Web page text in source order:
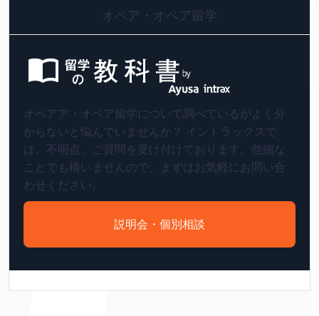
オペア・オペア留学
オペアア・オペア留学について調べているがよく分
からないと悩んでいませんか？ イントラックスで
は、不明点、ご質問を受け付けております。些細な
ことでも構いませんので、まずはお気軽にお問い合
わせください。
説明会・個別相談